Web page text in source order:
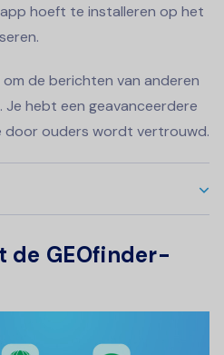
hoeft te installeren op het
om de berichten van anderen
Je hebt een geavanceerdere
ouders wordt vertrouwd.
de GEOfinder-